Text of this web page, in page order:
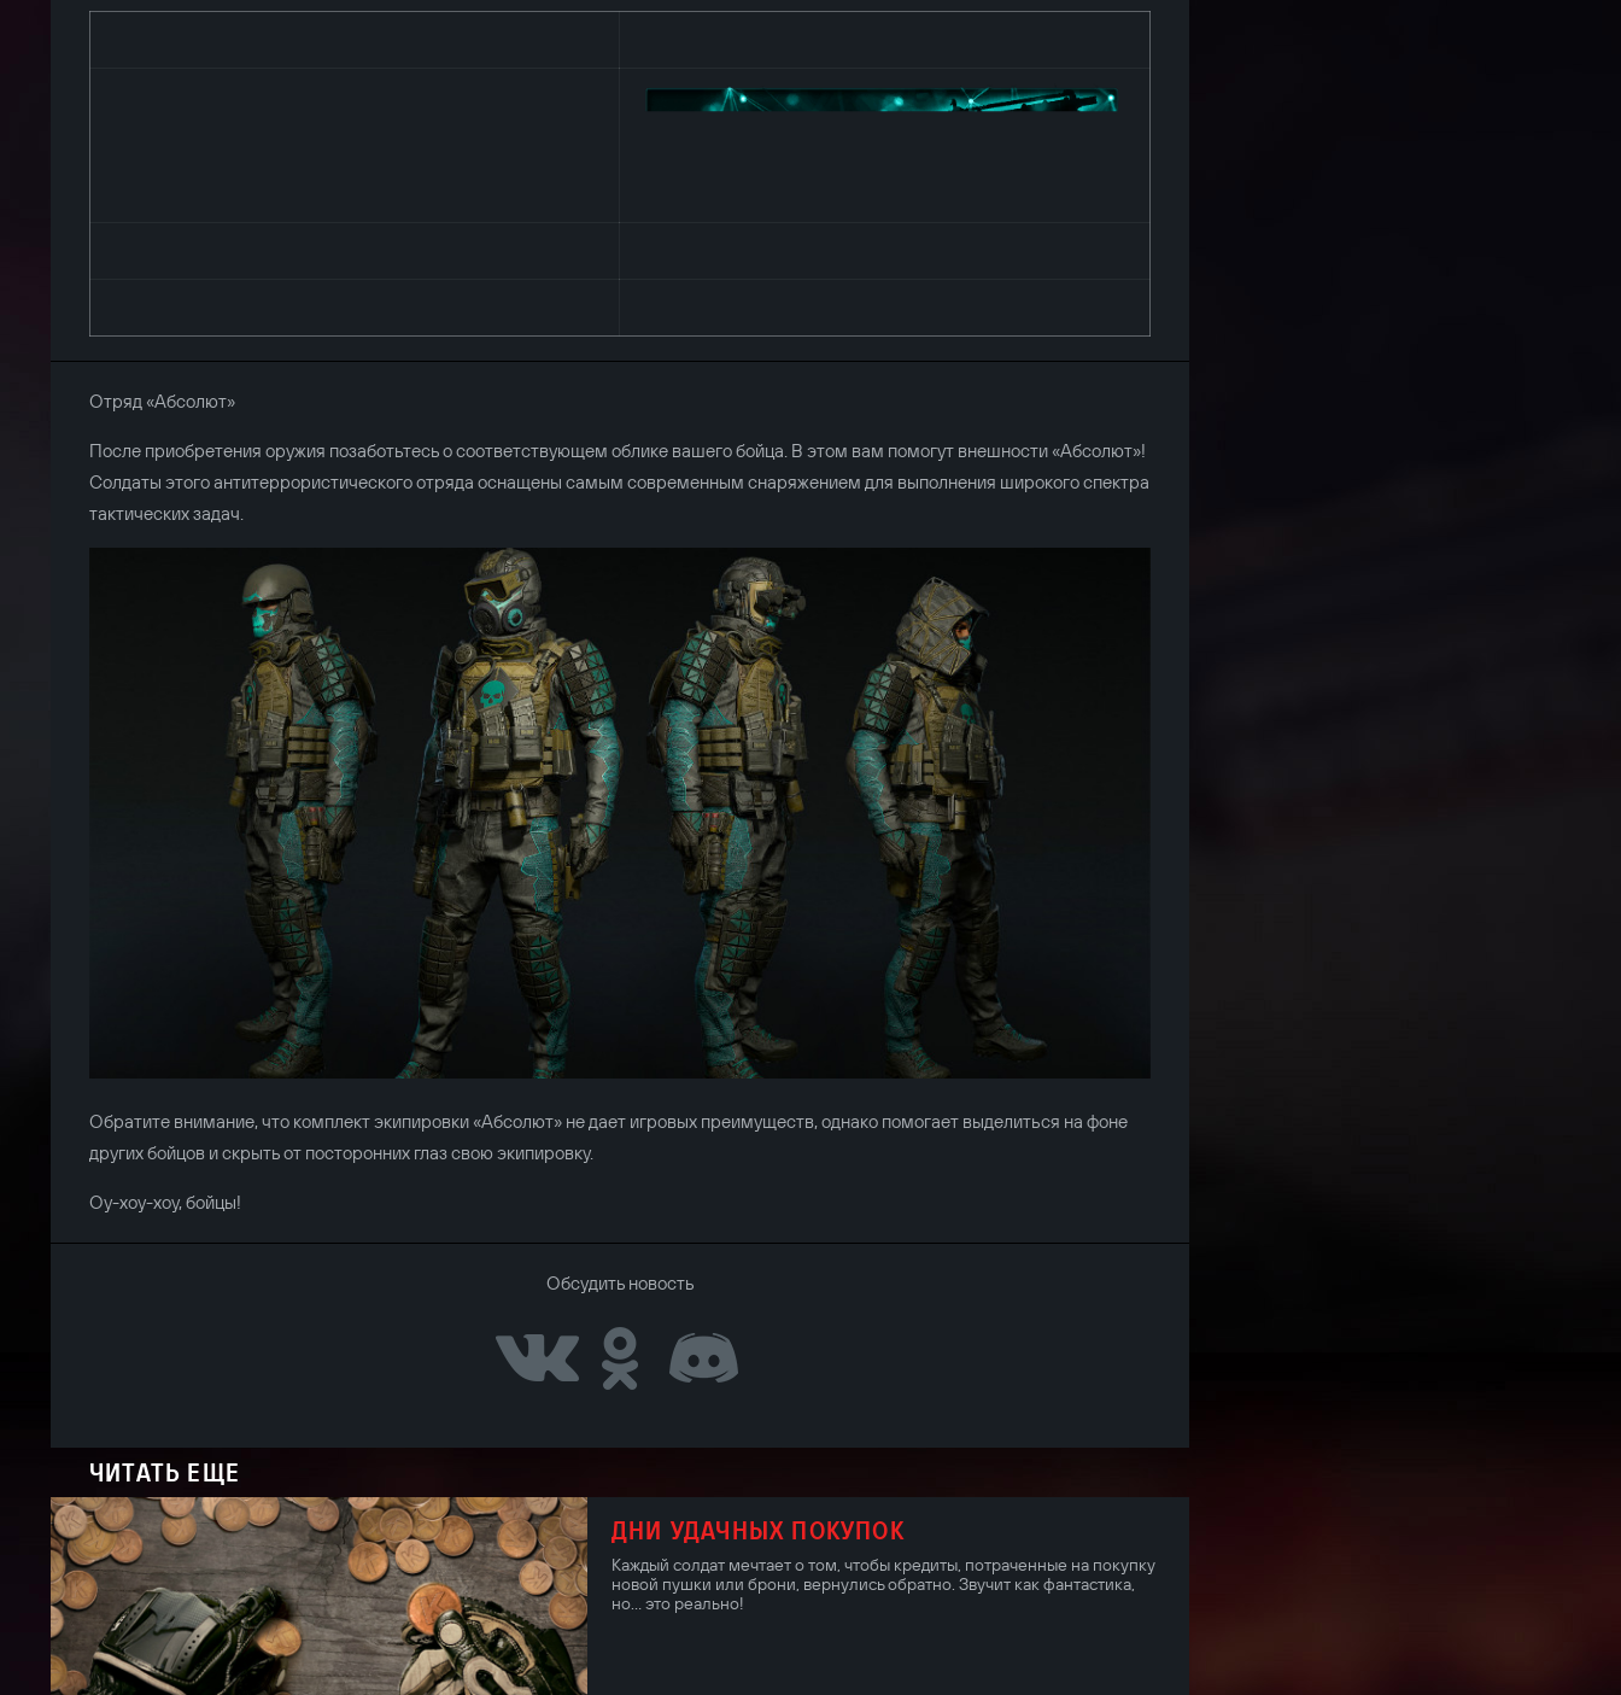
Отряд «Абсолют»
После приобретения оружия позаботьтесь о соответствующем облике вашего бойца. В этом вам помогут внешности «Абсолют»!
Солдаты этого антитеррористического отряда оснащены самым современным снаряжением для выполнения широкого спектра
тактических задач.
Обратите внимание, что комплект экипировки «Абсолют» не дает игровых преимуществ, однако помогает выделиться на фоне
других бойцов и скрыть от посторонних глаз свою экипировку.
Оу-хоу-хоу, бойцы!
Обсудить новость
ЧИТАТЬ ЕЩЕ
ДНИ УДАЧНЫХ ПОКУПОК
Каждый солдат мечтает о том, чтобы кредиты, потраченные на покупку
новой пушки или брони, вернулись обратно. Звучит как фантастика,
но... это реально!